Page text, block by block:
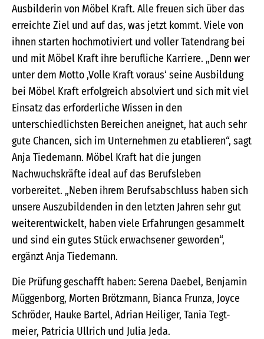
Ausbilderin von Möbel Kraft. Alle freuen sich über das
erreichte Ziel und auf das, was jetzt kommt. Viele von
ihnen starten hochmotiviert und voller Tatendrang bei
und mit Möbel Kraft ihre berufliche Karriere. „Denn wer
unter dem Motto ,Volle Kraft voraus‘ seine Ausbildung
bei Möbel Kraft erfolgreich absolviert und sich mit viel
Einsatz das erforderliche Wissen in den
unterschiedlichsten Bereichen aneignet, hat auch sehr
gute Chancen, sich im Unternehmen zu etablieren“, sagt
Anja Tiedemann. Möbel Kraft hat die jungen
Nachwuchskräfte ideal auf das Berufsleben
vorbereitet. „Neben ihrem Berufsabschluss haben sich
unsere Auszubildenden in den letzten Jahren sehr gut
weiterentwickelt, haben viele Erfahrungen gesammelt
und sind ein gutes Stück erwachsener geworden“,
ergänzt Anja Tiedemann.
Die Prüfung geschafft haben: Serena Daebel, Benjamin
Müggenborg, Morten Brötzmann, Bianca Frunza, Joyce
Schröder, Hauke Bartel, Adrian Heiliger, Tania Tegt-
meier, Patricia Ullrich und Julia Jeda.